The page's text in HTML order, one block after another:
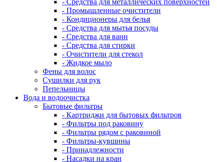
- Средства для металлических поверхностей
- Промышленные очистители
- Кондиционеры для белья
- Средства для мытья посуды
- Средства для ванн
- Средства для стирки
- Очистители для стекол
- Жидкое мыло
Фены для волос
Сушилки для рук
Пепельницы
Вода и водоочистка
Бытовые фильтры
- Картриджи для бытовых фильтров
- Фильтры под раковину
- Фильтры рядом с раковиной
- Фильтры-кувшины
- Принадлежности
- Насадки на кран